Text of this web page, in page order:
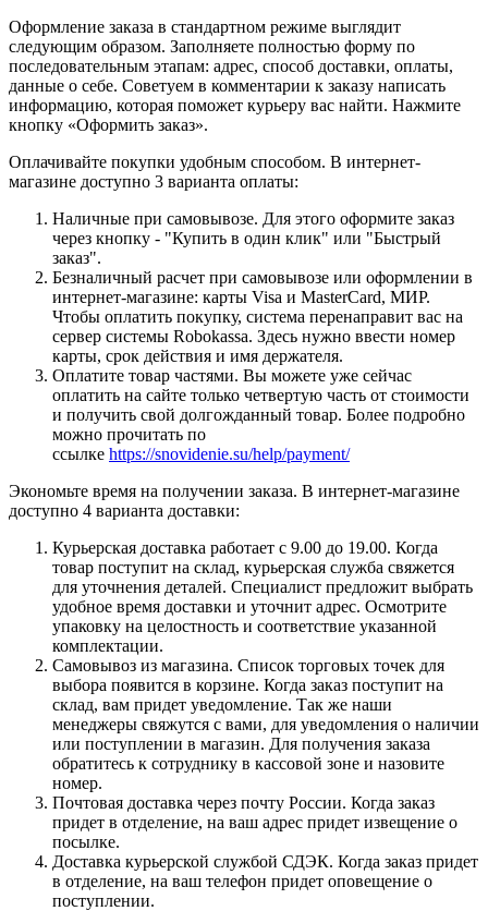
Оформление заказа в стандартном режиме выглядит
следующим образом. Заполняете полностью форму по
последовательным этапам: адрес, способ доставки, оплаты,
данные о себе. Советуем в комментарии к заказу написать
информацию, которая поможет курьеру вас найти. Нажмите
кнопку «Оформить заказ».
Оплачивайте покупки удобным способом. В интернет-
магазине доступно 3 варианта оплаты:
Наличные при самовывозе. Для этого оформите заказ
через кнопку - "Купить в один клик" или "Быстрый
заказ".
Безналичный расчет при самовывозе или оформлении в
интернет-магазине: карты Visa и MasterCard, МИР.
Чтобы оплатить покупку, система перенаправит вас на
сервер системы Robokassa. Здесь нужно ввести номер
карты, срок действия и имя держателя.
Оплатите товар частями. Вы можете уже сейчас
оплатить на сайте только четвертую часть от стоимости
и получить свой долгожданный товар. Более подробно
можно прочитать по
ссылке https://snovidenie.su/help/payment/
Экономьте время на получении заказа. В интернет-магазине
доступно 4 варианта доставки:
Курьерская доставка работает с 9.00 до 19.00. Когда
товар поступит на склад, курьерская служба свяжется
для уточнения деталей. Специалист предложит выбрать
удобное время доставки и уточнит адрес. Осмотрите
упаковку на целостность и соответствие указанной
комплектации.
Самовывоз из магазина. Список торговых точек для
выбора появится в корзине. Когда заказ поступит на
склад, вам придет уведомление. Так же наши
менеджеры свяжутся с вами, для уведомления о наличии
или поступлении в магазин. Для получения заказа
обратитесь к сотруднику в кассовой зоне и назовите
номер.
Почтовая доставка через почту России. Когда заказ
придет в отделение, на ваш адрес придет извещение о
посылке.
Доставка курьерской службой СДЭК. Когда заказ придет
в отделение, на ваш телефон придет оповещение о
поступлении.